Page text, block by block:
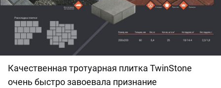
Качественная тротуарная плитка TwinStone
очень быстро завоевала признание